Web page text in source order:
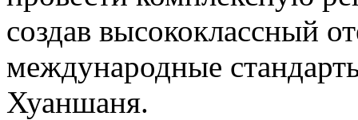
создав высококлассный
международные
Хуаншаня.